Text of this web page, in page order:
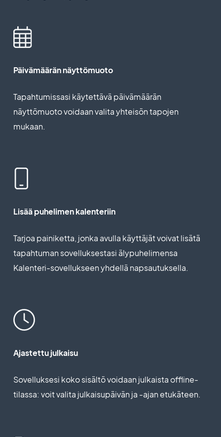
Päivämäärän näyttömuoto
Tapahtumissasi käytettävä päivämäärän
näyttömuoto voidaan valita yhteisön tapojen
mukaan.
Lisää puhelimen kalenteriin
Tarjoa painiketta, jonka avulla käyttäjät voivat lisätä
tapahtuman sovelluksestasi älypuhelimensa
Kalenteri-sovellukseen yhdellä napsautuksella.
Ajastettu julkaisu
Sovelluksesi koko sisältö voidaan julkaista offline-
tilassa: voit valita julkaisupäivän ja -ajan etukäteen.